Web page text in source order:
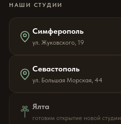
НАШИ СТУДИИ
Симферополь
ул. Жуковского, 19
Севастополь
ул. Большая Морская, 44
Ялта
готовим открытие новой студии